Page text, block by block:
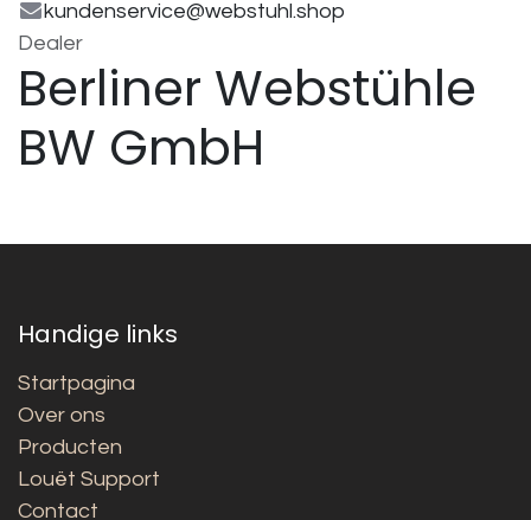
kundenservice@webstuhl.shop
Dealer
Berliner Webstühle
BW GmbH
Handige links
Startpagina
Over ons
Producten
Louët Support
Contact